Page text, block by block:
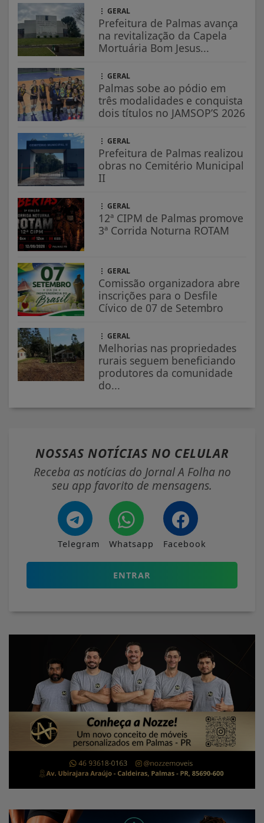
GERAL
Prefeitura de Palmas avança
na revitalização da Capela
Mortuária Bom Jesus...
GERAL
Palmas sobe ao pódio em
três modalidades e conquista
dois títulos no JAMSOP’S 2026
GERAL
Prefeitura de Palmas realizou
obras no Cemitério Municipal
II
GERAL
12ª CIPM de Palmas promove
3ª Corrida Noturna ROTAM
GERAL
Comissão organizadora abre
inscrições para o Desfile
Cívico de 07 de Setembro
GERAL
Melhorias nas propriedades
rurais seguem beneficiando
produtores da comunidade
do...
NOSSAS NOTÍCIAS NO CELULAR
Receba as notícias do Jornal A Folha no
seu app favorito de mensagens.
Telegram Whatsapp Facebook
ENTRAR